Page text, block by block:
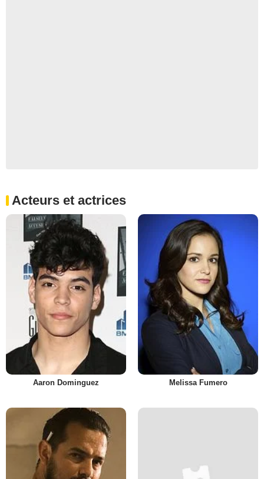
Acteurs et actrices
Aaron Dominguez Melissa Fumero